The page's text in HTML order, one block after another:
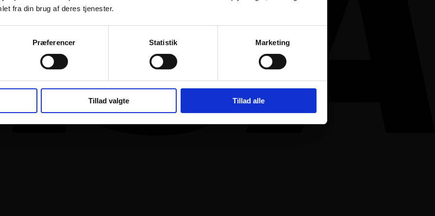
fra din brug af deres tjenester.
Præferencer Statistik Marketing
Tillad valgte Tillad alle